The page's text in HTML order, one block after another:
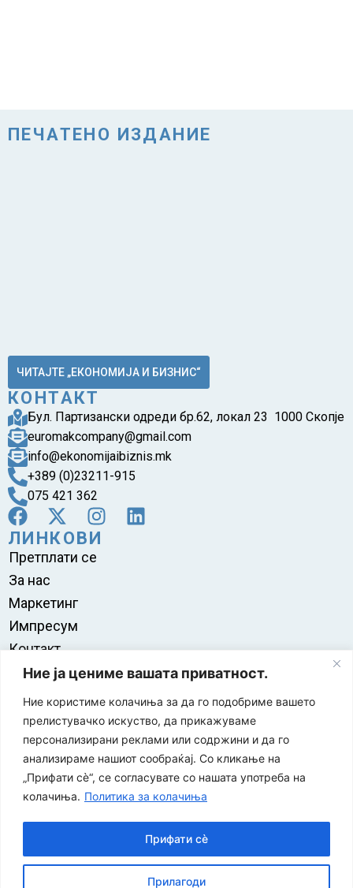
Ние ја цениме вашата приватност.
Ние користиме колачиња за да го подобриме вашето
прелистувачко искуство, да прикажуваме
персонализирани реклами или содржини и да го
анализираме нашиот сообраќај. Со кликање на
„Прифати сè“, се согласувате со нашата употреба на
колачиња. Политика за колачиња
Прилагоди
Прифати сè
ПЕЧАТЕНО ИЗДАНИЕ
ЧИТАЈТЕ „ЕКОНОМИЈА И БИЗНИС“
КОНТАКТ
Бул. Партизански одреди бр.62, локал 23 1000 Скопје
euromakcompany@gmail.com
info@ekonomijaibiznis.mk
+389 (0)23211-915
075 421 362
ЛИНКОВИ
Претплати се
За нас
Маркетинг
Импресум
Контакт
Правила на користење